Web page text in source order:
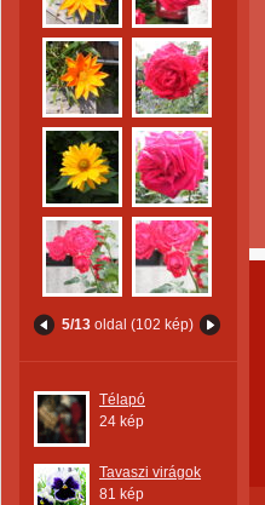
5/13 oldal (102 kép)
Télapó
24 kép
Tavaszi virágok
81 kép